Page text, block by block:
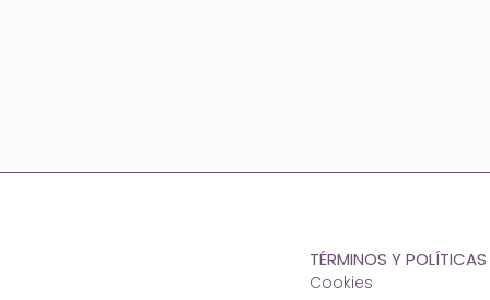
TÉRMINOS Y POLÍTICAS
Cookies